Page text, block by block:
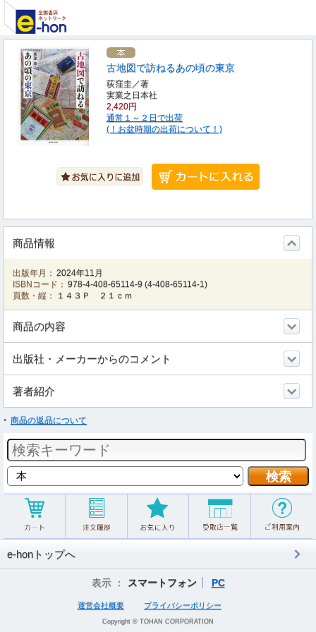
古地図で訪ねるあの頃の東京
荻窪圭／著
実業之日本社
2,420円
通常１～２日で出荷
(！お盆時期の出荷について！)
商品情報
出版年月： 2024年11月
ISBNコード： 978-4-408-65114-9 (4-408-65114-1)
頁数・縦：
１４３Ｐ ２１ｃｍ
商品の内容
出版社・メーカーからのコメント
著者紹介
商品の返品について
e-honトップへ
表示 ： スマートフォン PC
運営会社概要 プライバシーポリシー
Copyright © TOHAN CORPORATION